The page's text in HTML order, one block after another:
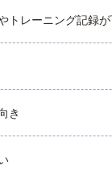
トレーニング記録
き